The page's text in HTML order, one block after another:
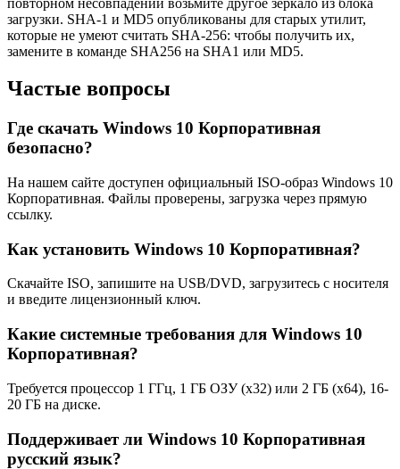
загрузки. SHA-1 и MD5 опубликованы для старых утилит,
которые не умеют считать SHA-256: чтобы получить их,
замените в команде SHA256 на SHA1 или MD5.
Частые вопросы
Где скачать Windows 10 Корпоративная
безопасно?
На нашем сайте доступен официальный ISO-образ Windows 10
Корпоративная. Файлы проверены, загрузка через прямую
ссылку.
Как установить Windows 10 Корпоративная?
Скачайте ISO, запишите на USB/DVD, загрузитесь с носителя
и введите лицензионный ключ.
Какие системные требования для Windows 10
Корпоративная?
Требуется процессор 1 ГГц, 1 ГБ ОЗУ (x32) или 2 ГБ (x64), 16-
20 ГБ на диске.
Поддерживает ли Windows 10 Корпоративная
русский язык?